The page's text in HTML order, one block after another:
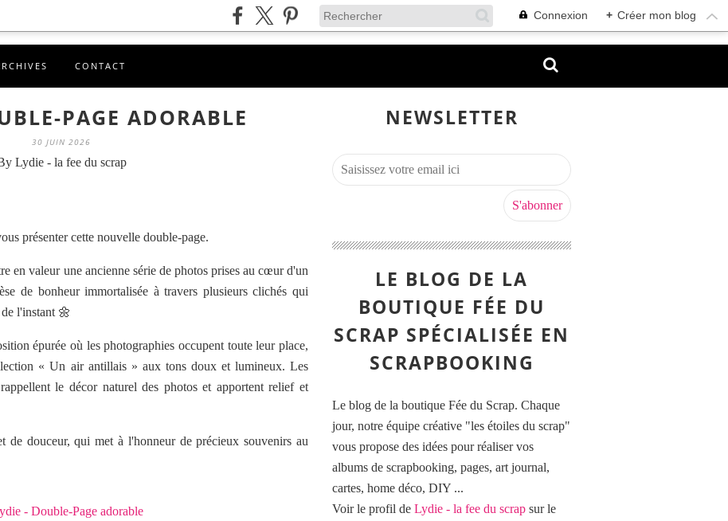
Connexion + Créer mon blog
CONTACT
PAGE ADORABLE
30 JUIN 2026
Lydie - la fee du scrap
présenter cette nouvelle double-page.
en valeur une ancienne série de photos prises au cœur d'un
de bonheur immortalisée à travers plusieurs clichés qui
l'instant 🌼
épurée où les photographies occupent toute leur place,
« Un air antillais » aux tons doux et lumineux. Les
le décor naturel des photos et apportent relief et
de douceur, qui met à l'honneur de précieux souvenirs au
NEWSLETTER
LE BLOG DE LA
BOUTIQUE FÉE DU
SCRAP SPÉCIALISÉE EN
SCRAPBOOKING
Le blog de la boutique Fée du Scrap. Chaque
jour, notre équipe créative "les étoiles du scrap"
vous propose des idées pour réaliser vos
albums de scrapbooking, pages, art journal,
cartes, home déco, DIY ...
Voir le profil de Lydie - la fee du scrap sur le